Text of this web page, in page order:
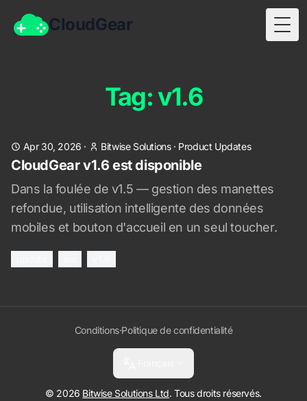
CloudGear
Tag: v1.6
Apr 30, 2026 · Bitwise Solutions· Product Updates
CloudGear v1.6 est disponible
Dans la foulée de v1.5 — gestion des manettes
refondue, utilisation intelligente des données
mobiles et bouton d'accueil en un seul toucher.
Conditions·Politique de confidentialité
© 2026 Bitwise Solutions Ltd. Tous droits réservés.